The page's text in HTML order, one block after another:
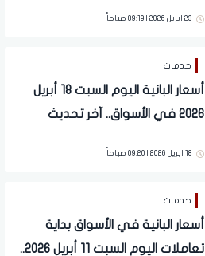
23 ابريل 2026 | 09:19 صباحاً
خدمات
أسعار البانية اليوم السبت 18 أبريل
2026 في الأسواق.. آخر تحديث
18 ابريل 2026 | 09:20 صباحاً
خدمات
أسعار البانية في الأسواق بداية
تعاملات اليوم السبت 11 أبريل 2026..